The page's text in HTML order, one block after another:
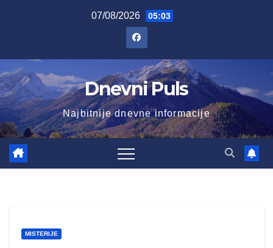
07/08/2026 05:03
Dnevni Puls
Najbitnije dnevne informacije
MISTERIJE